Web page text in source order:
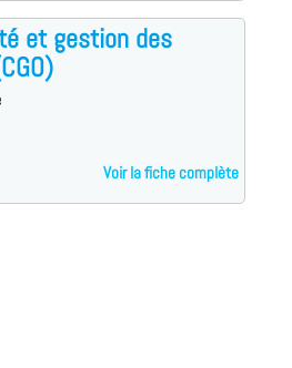
et gestion des
Voir la fiche complète